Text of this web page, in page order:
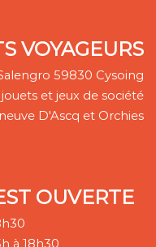
VOYAGEURS
59830 Cysoing
et jeux de société
D'Ascq et Orchies
OUVERTE
à 18h30